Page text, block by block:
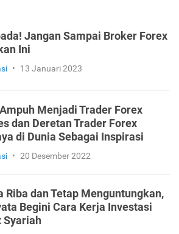
Jangan Sampai Broker Forex
Ini
• 13 Januari 2023
Menjadi Trader Forex
dan Deretan Trader Forex
di Dunia Sebagai Inspirasi
• 20 Desember 2022
Riba dan Tetap Menguntungkan,
Begini Cara Kerja Investasi
Syariah